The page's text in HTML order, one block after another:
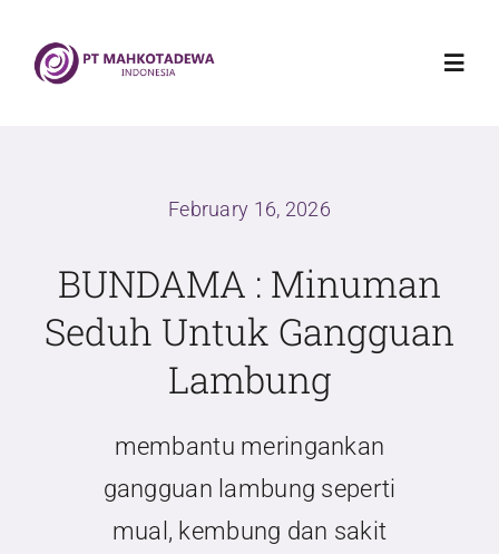
content
Griya Sehat Mahkotadewa
February 16, 2026
BUNDAMA : Minuman
Seduh Untuk Gangguan
Lambung
membantu meringankan
gangguan lambung seperti
mual, kembung dan sakit